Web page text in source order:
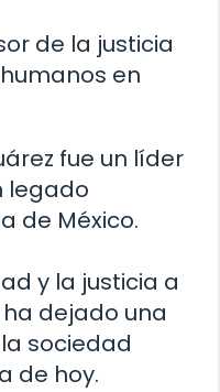
de la justicia
en
fue un líder
legado
de México.
y la justicia a
dejado una
sociedad
de hoy.